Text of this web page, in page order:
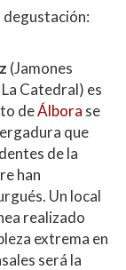
degustación:
(Jamones
Catedral) es
deÁlbora se
que
de la
han
Un local
realizado
extrema en
será la